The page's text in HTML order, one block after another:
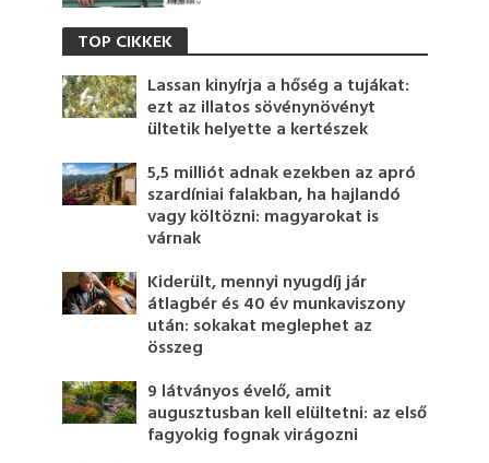
TOP CIKKEK
Lassan kinyírja a hőség a tujákat:
ezt az illatos sövénynövényt
ültetik helyette a kertészek
5,5 milliót adnak ezekben az apró
szardíniai falakban, ha hajlandó
vagy költözni: magyarokat is
várnak
Kiderült, mennyi nyugdíj jár
átlagbér és 40 év munkaviszony
után: sokakat meglephet az
összeg
9 látványos évelő, amit
augusztusban kell elültetni: az első
fagyokig fognak virágozni